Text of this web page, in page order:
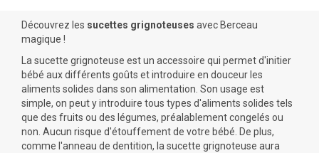
Découvrez les sucettes grignoteuses avec Berceau
magique !
La sucette grignoteuse est un accessoire qui permet d'initier
bébé aux différents goûts et introduire en douceur les
aliments solides dans son alimentation. Son usage est
simple, on peut y introduire tous types d'aliments solides tels
que des fruits ou des légumes, préalablement congelés ou
non. Aucun risque d'étouffement de votre bébé. De plus,
comme l'anneau de dentition, la sucette grignoteuse aura